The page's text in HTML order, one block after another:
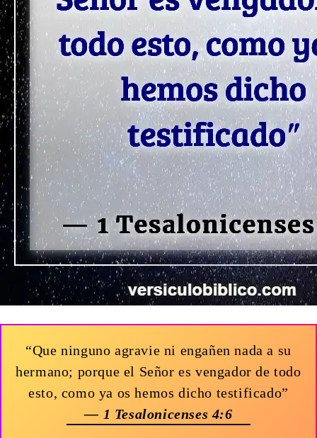
“Que ninguno agravie ni engañen nada a su
hermano; porque el Señor es vengador de todo
esto, como ya os hemos dicho testificado”
— 1 Tesalonicenses 4:6